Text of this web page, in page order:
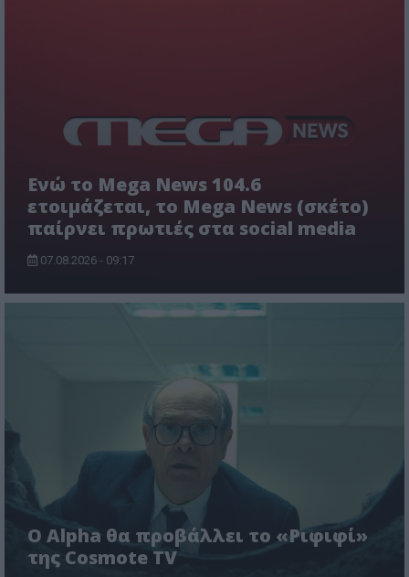
Ενώ το Mega News 104.6
ετοιμάζεται, το Mega News (σκέτο)
παίρνει πρωτιές στα social media
07.08.2026 - 09:17
Ο Alpha θα προβάλλει το «Ριφιφί»
της Cosmote TV